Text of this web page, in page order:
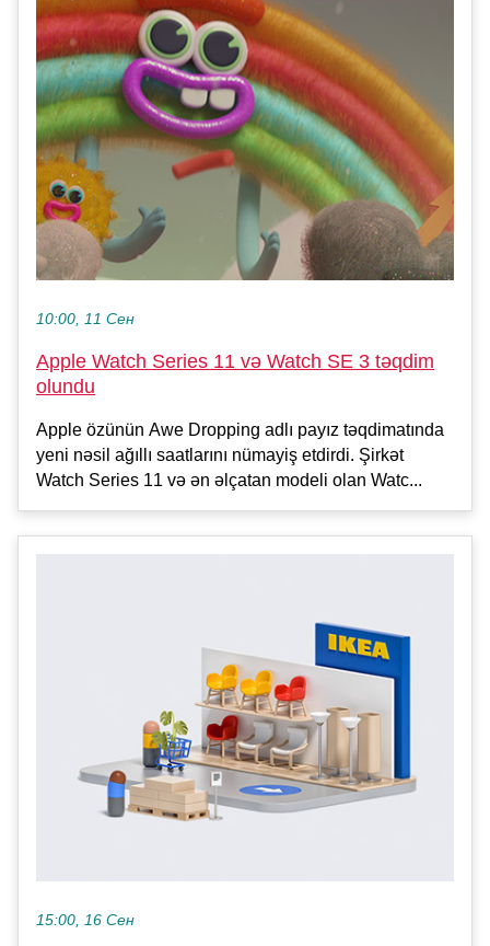
10:00, 11 Сен
Apple Watch Series 11 və Watch SE 3 təqdim
olundu
Apple özünün Awe Dropping adlı payız təqdimatında
yeni nəsil ağıllı saatlarını nümayiş etdirdi. Şirkət
Watch Series 11 və ən əlçatan modeli olan Watc...
15:00, 16 Сен